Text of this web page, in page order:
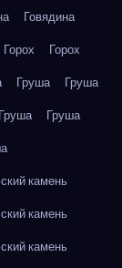
Говядина
Горох
Горох
Груша
Груша
Груша
Груша
камень
камень
камень